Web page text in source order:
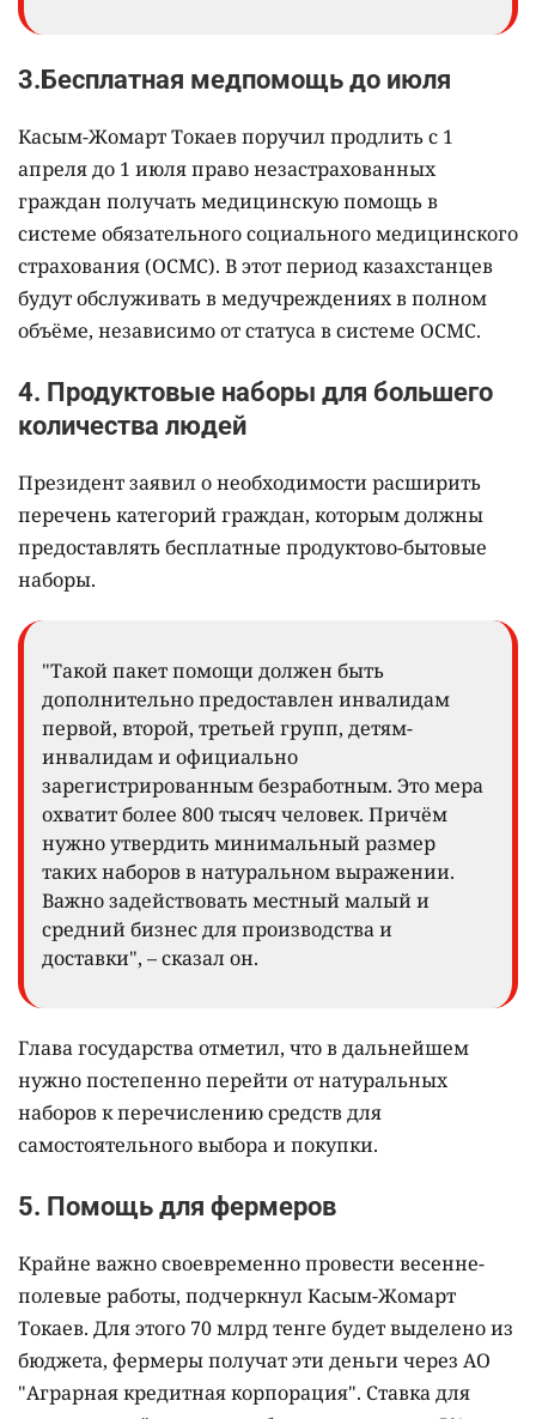
3.Бесплатная медпомощь до июля
Касым-Жомарт Токаев поручил продлить с 1
апреля до 1 июля право незастрахованных
граждан получать медицинскую помощь в
системе обязательного социального медицинского
страхования (ОСМС). В этот период казахстанцев
будут обслуживать в медучреждениях в полном
объёме, независимо от статуса в системе ОСМС.
4. Продуктовые наборы для большего
количества людей
Президент заявил о необходимости расширить
перечень категорий граждан, которым должны
предоставлять бесплатные продуктово-бытовые
наборы.
"Такой пакет помощи должен быть
дополнительно предоставлен инвалидам
первой, второй, третьей групп, детям-
инвалидам и официально
зарегистрированным безработным. Это мера
охватит более 800 тысяч человек. Причём
нужно утвердить минимальный размер
таких наборов в натуральном выражении.
Важно задействовать местный малый и
средний бизнес для производства и
доставки", – сказал он.
Глава государства отметил, что в дальнейшем
нужно постепенно перейти от натуральных
наборов к перечислению средств для
самостоятельного выбора и покупки.
5. Помощь для фермеров
Крайне важно своевременно провести весенне-
полевые работы, подчеркнул Касым-Жомарт
Токаев. Для этого 70 млрд тенге будет выделено из
бюджета, фермеры получат эти деньги через АО
"Аграрная кредитная корпорация". Ставка для